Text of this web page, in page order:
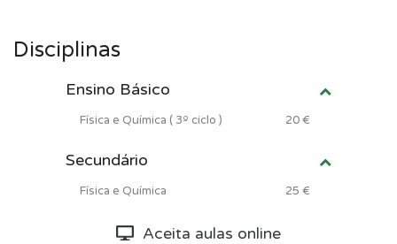
Disciplinas
Ensino Básico
Física e Química ( 3º ciclo ) 20 €
Secundário
Física e Química 25 €
Aceita aulas online